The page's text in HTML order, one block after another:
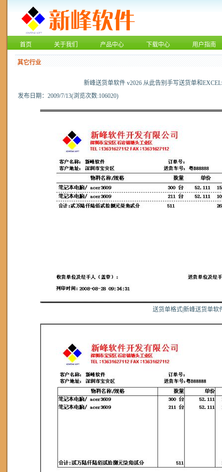
首页 关于我们 产品中心 下载中心 用户指南
其它行业
新峰送货单软件 v2026 从此告别手写送货单和
发布日期：2009/7/13(浏览次数:106020)
送货单格式|新峰送货单软